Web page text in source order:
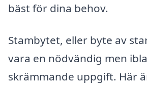
bäst för dina behov.
Stambytet, eller byte av
vara en nödvändig men
skrämmande uppgift. Här